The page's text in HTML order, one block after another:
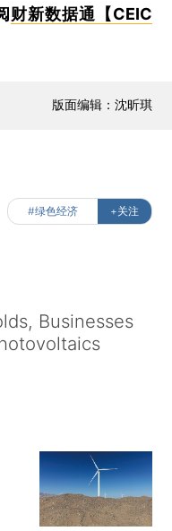
财新数据通【CEIC
版面编辑：沈昕琪
#绿色经济 +关注
Businesses